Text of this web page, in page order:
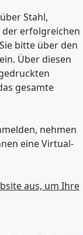
Stahl,
der erfolgreichen
bitte über den
Über diesen
gesamte
nehmen
eine Virtual-
aus, um Ihre